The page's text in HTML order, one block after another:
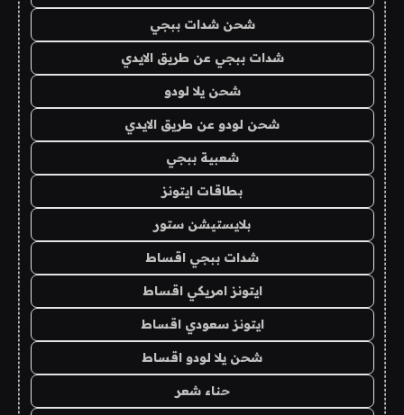
شحن شدات ببجي
شدات ببجي عن طريق الايدي
شحن يلا لودو
شحن لودو عن طريق الايدي
شعبية ببجي
بطاقات ايتونز
بلايستيشن ستور
شدات ببجي اقساط
ايتونز امريكي اقساط
ايتونز سعودي اقساط
شحن يلا لودو اقساط
حناء شعر